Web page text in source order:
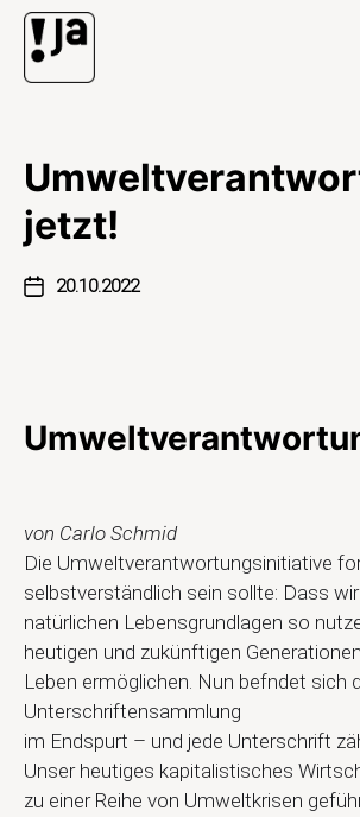
jetzt!
20.10.2022
von Carlo Schmid
Die Umweltverantwortungsinitiative
selbstverständlich sein sollte: Dass
natürlichen Lebensgrundlagen so
heutigen und zukünftigen
Leben ermöglichen. Nun befndet sich
Unterschriftensammlung
im Endspurt – und jede Unterschrift
Unser heutiges kapitalistisches
zu einer Reihe von Umweltkrisen